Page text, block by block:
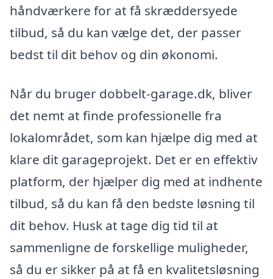
håndværkere for at få skræddersyede
tilbud, så du kan vælge det, der passer
bedst til dit behov og din økonomi.
Når du bruger dobbelt-garage.dk, bliver
det nemt at finde professionelle fra
lokalområdet, som kan hjælpe dig med at
klare dit garageprojekt. Det er en effektiv
platform, der hjælper dig med at indhente
tilbud, så du kan få den bedste løsning til
dit behov. Husk at tage dig tid til at
sammenligne de forskellige muligheder,
så du er sikker på at få en kvalitetsløsning